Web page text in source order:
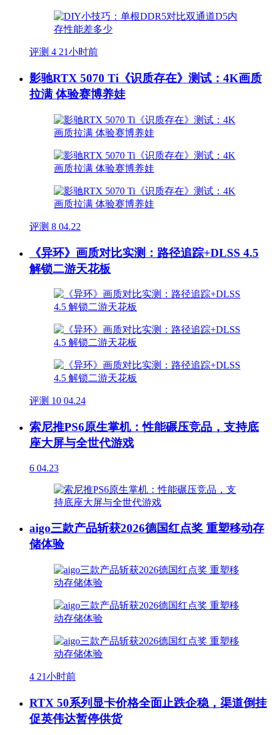
评测 4 21小时前
影驰RTX 5070 Ti《识质存在》测试：4K画质
拉满 体验赛博养娃
评测 8 04.22
《异环》画质对比实测：路径追踪+DLSS 4.5
解锁二游天花板
评测 10 04.24
索尼推PS6原生掌机：性能碾压竞品，支持底
座大屏与全世代游戏
6 04.23
aigo三款产品斩获2026德国红点奖 重塑移动存
储体验
4 21小时前
RTX 50系列显卡价格全面止跌企稳，渠道倒挂
促英伟达暂停供货